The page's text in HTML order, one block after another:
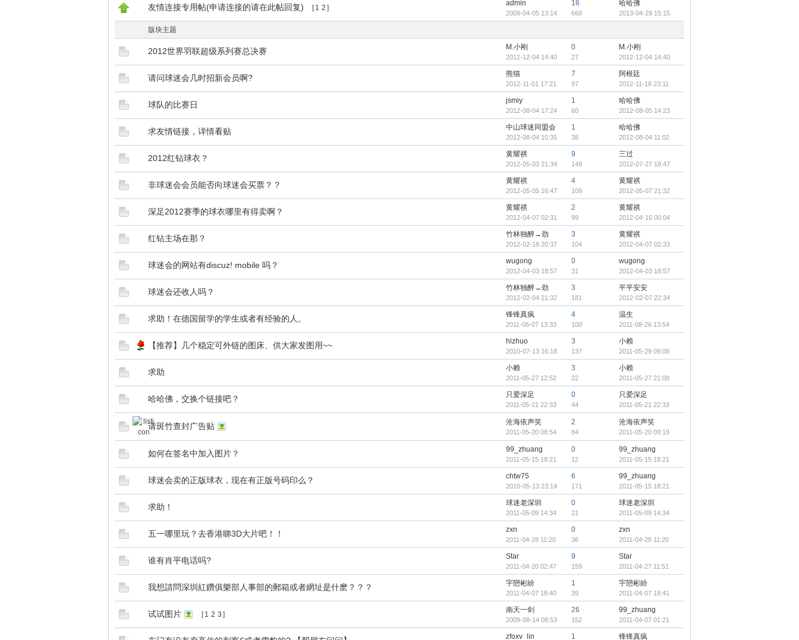
友情连接专用帖(申请连接的请在此帖回复) [ 1 2 ]
admin
2009-04-05 13:14
16
668
哈哈佛
2013-04-29 15:15
版块主题
2012世界羽联超级系列赛总决赛 M.小刚
2012-12-04 14:40
0
27
M.小刚
2012-12-04 14:40
请问球迷会几时招新会员啊? 熊猫
2012-11-01 17:21
7
97
阿根廷
2012-11-18 23:11
球队的比赛日 jsmiy
2012-08-04 17:24
1
60
哈哈佛
2012-08-05 14:23
求友情链接，详情看贴 中山球迷同盟会
2012-08-04 10:35
1
38
哈哈佛
2012-08-04 11:02
2012红钻球衣？ 黄耀祺
2012-05-03 21:34
9
149
三过
2012-07-27 18:47
非球迷会会员能否向球迷会买票？？ 黄耀祺
2012-05-05 16:47
4
109
黄耀祺
2012-05-07 21:32
深足2012赛季的球衣哪里有得卖啊？ 黄耀祺
2012-04-07 02:31
2
99
黄耀祺
2012-04-16 00:04
红钻主场在那？ 竹林独醉→劲
2012-02-18 20:37
3
104
黄耀祺
2012-04-07 02:33
球迷会的网站有discuz! mobile 吗？ wugong
2012-04-03 18:57
0
31
wugong
2012-04-03 18:57
球迷会还收人吗？ 竹林独醉→劲
2012-02-04 21:32
3
181
平平安安
2012-02-07 22:34
求助！在德国留学的学生或者有经验的人。 锋锋真疯
2011-06-07 13:33
4
100
温生
2011-08-26 13:54
【推荐】几个稳定可外链的图床、供大家发图用~~ hlzhuo
2010-07-13 16:18
3
137
小赖
2011-05-29 09:08
求助 小赖
2011-05-27 12:52
3
22
小赖
2011-05-27 21:08
哈哈佛，交换个链接吧？ 只爱深足
2011-05-21 22:33
0
44
只爱深足
2011-05-21 22:33
请斑竹查封广告贴 沧海依声笑
2011-05-20 08:54
2
84
沧海依声笑
2011-05-20 09:19
如何在签名中加入图片？ 99_zhuang
2011-05-15 18:21
0
12
99_zhuang
2011-05-15 18:21
球迷会卖的正版球衣，现在有正版号码印么？ chtw75
2010-05-13 23:14
6
171
99_zhuang
2011-05-15 18:21
求助！ 球迷老深圳
2011-05-09 14:34
0
21
球迷老深圳
2011-05-09 14:34
五一哪里玩？去香港睇3D大片吧！！ zxn
2011-04-28 11:20
0
36
zxn
2011-04-28 11:20
谁有肖平电话吗? Star
2011-04-20 02:47
9
159
Star
2011-04-27 11:51
我想請問深圳紅鑽俱樂部人事部的郵箱或者網址是什麽？？？ 宇戀彬紛
2011-04-07 18:40
1
39
宇戀彬紛
2011-04-07 18:41
试试图片 [ 1 2 3 ]
南天一剑
2009-08-14 08:53
26
152
99_zhuang
2011-04-07 01:21
zfoxv_lin 1 锋锋真疯